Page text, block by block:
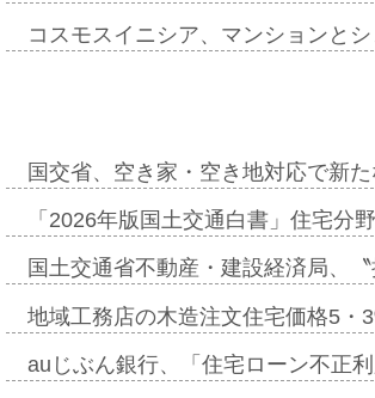
コスモスイニシア、マンションと
国交省、空き家・空き地対応で新
「2026年版国土交通白書」住宅
国土交通省不動産・建設経済局、
地域工務店の木造注文住宅価格5
auじぶん銀行、「住宅ローン不正